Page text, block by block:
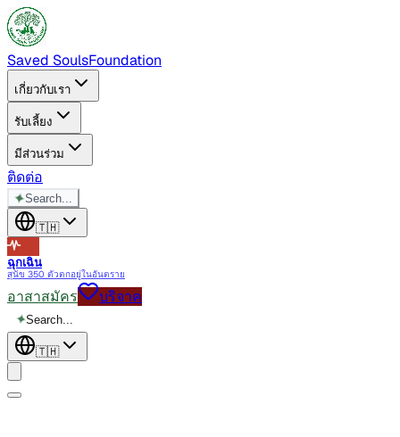
Saved SoulsFoundation
เกี่ยวกับเรา
รับเลี้ยง
มีส่วนร่วม
ติดต่อ
✦Search...
🇹🇭
ฉุกเฉิน
สุนัข 350 ตัวตกอยู่ในอันตราย
อาสาสมัคร บริจาค
✦Search...
🇹🇭